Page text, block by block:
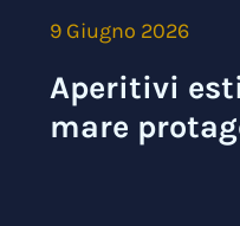
9 Giugno 2026
Aperitivi
mare